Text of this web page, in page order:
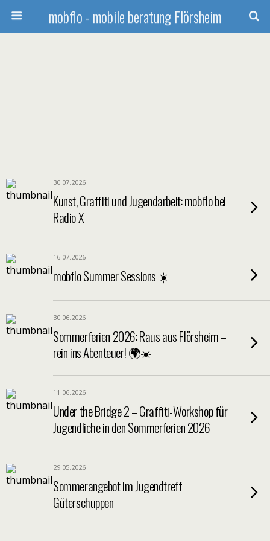
mobflo - mobile beratung Flörsheim
30.07.2026
Kunst, Graffiti und Jugendarbeit: mobflo bei
Radio X
16.07.2026
mobflo Summer Sessions ☀️
30.06.2026
Sommerferien 2026: Raus aus Flörsheim –
rein ins Abenteuer! 🌍☀️
11.06.2026
Under the Bridge 2 – Graffiti-Workshop für
Jugendliche in den Sommerferien 2026
29.05.2026
Sommerangebot im Jugendtreff
Güterschuppen